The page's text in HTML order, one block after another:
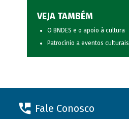
VEJA TAMBÉM
O BNDES e o apoio à cultura
Patrocínio a eventos culturais
Fale Conosco